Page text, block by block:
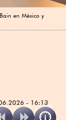
en México y
- 16:13